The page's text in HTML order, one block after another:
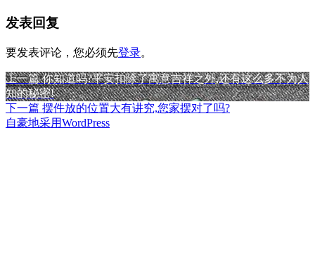
于
发表回复
要发表评论，您必须先登录。
文
章
导
上一篇上
篇
文
章：
你知道吗?平安扣除了寓意吉祥之外,还有这么多不为人
知的秘密!
下一篇 下
篇
摆件放的位置大有讲究,您家摆对了吗?
自豪地采用WordPress